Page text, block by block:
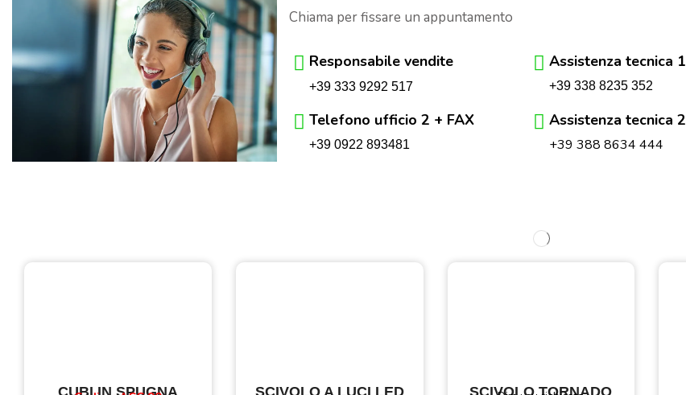
Chiama per fissare un appuntamento
Responsabile vendite
+39 333 9292 517
Assistenza tecnica 1
+39 338 8235 352
Telefono ufficio 2 + FAX
+39 0922 893481
Assistenza tecnica 2
+39 388 8634 444
CUBI IN SPUGNA
SCIVOLO A LUCI LED
SCIVOLO TORNADO